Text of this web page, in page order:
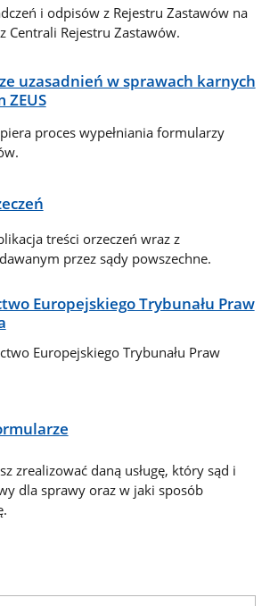
i odpisów z Rejestru Zastawów na
Centrali Rejestru Zastawów.
uzasadnień w sprawach karnych
ZEUS
proces wypełniania formularzy
treści orzeczeń wraz z
przez sądy powszechne.
Europejskiego Trybunału Praw
Europejskiego Trybunału Praw
zrealizować daną usługę, który sąd i
dla sprawy oraz w jaki sposób